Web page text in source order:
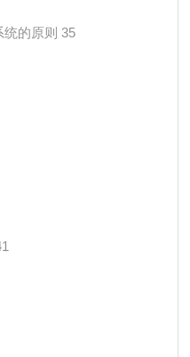
统的原则 35